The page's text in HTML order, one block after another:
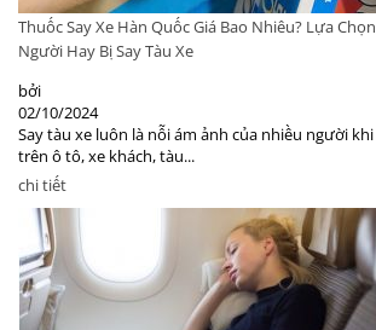
Thuốc Say Xe Hàn Quốc Giá Bao Nhiêu? Lựa
Người Hay Bị Say Tàu Xe
bởi
02/10/2024
Say tàu xe luôn là nỗi ám ảnh của nhiều người
trên ô tô, xe khách, tàu...
chi tiết